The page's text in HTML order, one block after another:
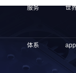
服务
体系
世